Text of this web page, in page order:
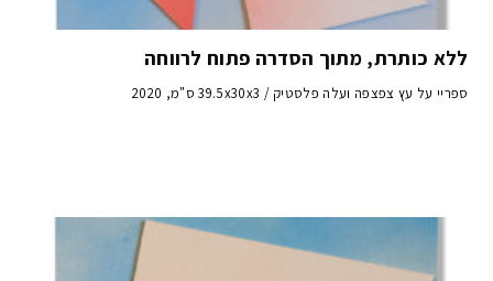
ללא כותרת, מתוך הסדרה פתוח לרווחה
ספריי על עץ צפצפה ועלה פלסטיק / 39.5x30x3 ס"מ, 2020